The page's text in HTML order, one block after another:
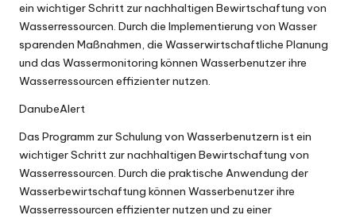
ein wichtiger Schritt zur nachhaltigen Bewirtschaftung von
Wasserressourcen. Durch die Implementierung von Wasser
sparenden Maßnahmen, die Wasserwirtschaftliche Planung
und das Wassermonitoring können Wasserbenutzer ihre
Wasserressourcen effizienter nutzen.
DanubeAlert
Das Programm zur Schulung von Wasserbenutzern ist ein
wichtiger Schritt zur nachhaltigen Bewirtschaftung von
Wasserressourcen. Durch die praktische Anwendung der
Wasserbewirtschaftung können Wasserbenutzer ihre
Wasserressourcen effizienter nutzen und zu einer